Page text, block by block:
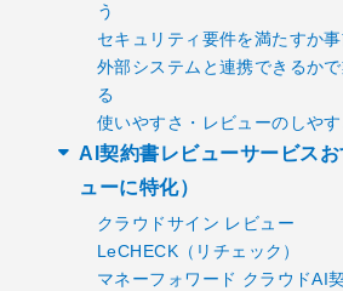
う
セキュリティ要件を満たすか
外部システムと連携できるか
る
使いやすさ・レビューのしや
AI契約書レビューサービス
ューに特化）
クラウドサイン レビュー
LeCHECK（リチェック）
マネーフォワード クラウドAI